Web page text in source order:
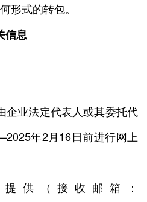
式的转包。
信息
业法定代表人或其委托代
年2月16日前进行网上
接收邮箱：